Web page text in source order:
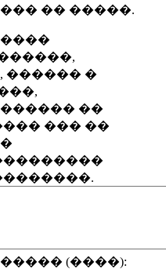
�� �����.
������ �
��
��� ��
(����):